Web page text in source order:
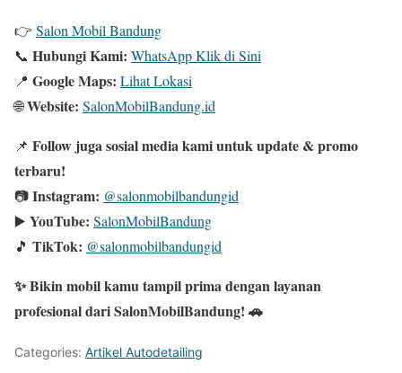
👉 Salon Mobil Bandung
📞 Hubungi Kami: WhatsApp Klik di Sini
📍 Google Maps: Lihat Lokasi
🌐Website: SalonMobilBandung.id
📌 Follow juga sosial media kami untuk update & promo
terbaru!
📷Instagram: @salonmobilbandungid
▶️ YouTube: SalonMobilBandung
🎵 TikTok: @salonmobilbandungid
✨ Bikin mobil kamu tampil prima dengan layanan
profesional dari SalonMobilBandung! 🚗
Categories: Artikel Autodetailing